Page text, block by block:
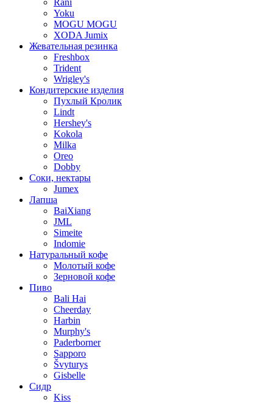
Yoku
MOGU MOGU
XODA Jumix
Жевательная резинка
Freshbox
Trident
Wrigley's
Кондитерские изделия
Пухлый Кролик
Lindt
Hershey's
Kokola
Milka
Oreo
Dobby
Соки, нектары
Jumex
Лапша
BaiXiang
JML
Simeite
Indomie
Натуральный кофе
Молотый кофе
Зерновой кофе
Пиво
Bali Hai
Cheerday
Harbin
Murphy's
Paderborner
Sapporo
Švyturys
Gisbelle
Сидр
Kiss